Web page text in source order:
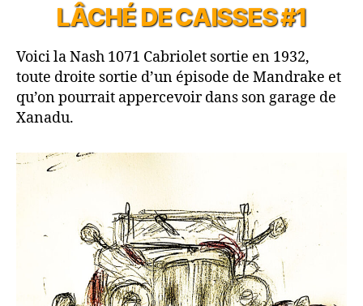
LÂCHÉ DE CAISSES #1
Voici la Nash 1071 Cabriolet sortie en 1932,
toute droite sortie d’un épisode de Mandrake et
qu’on pourrait appercevoir dans son garage de
Xanadu.